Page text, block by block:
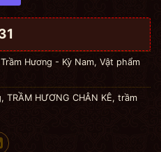
Hương - Kỳ Nam, Vật phẩm
, TRẦM HƯƠNG CHÂN KÊ, trầm